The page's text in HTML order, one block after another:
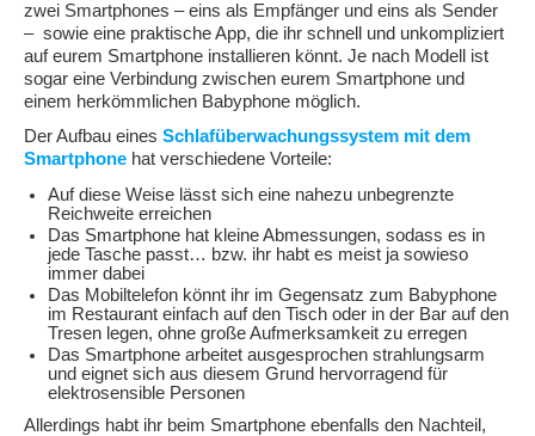
zwei Smartphones – eins als Empfänger und eins als Sender
– sowie eine praktische App, die ihr schnell und unkompliziert
auf eurem Smartphone installieren könnt. Je nach Modell ist
sogar eine Verbindung zwischen eurem Smartphone und
einem herkömmlichen Babyphone möglich.
Der Aufbau eines Schlafüberwachungssystem mit dem
Smartphone hat verschiedene Vorteile:
Auf diese Weise lässt sich eine nahezu unbegrenzte
Reichweite erreichen
Das Smartphone hat kleine Abmessungen, sodass es in
jede Tasche passt… bzw. ihr habt es meist ja sowieso
immer dabei
Das Mobiltelefon könnt ihr im Gegensatz zum Babyphone
im Restaurant einfach auf den Tisch oder in der Bar auf den
Tresen legen, ohne große Aufmerksamkeit zu erregen
Das Smartphone arbeitet ausgesprochen strahlungsarm
und eignet sich aus diesem Grund hervorragend für
elektrosensible Personen
Allerdings habt ihr beim Smartphone ebenfalls den Nachteil,